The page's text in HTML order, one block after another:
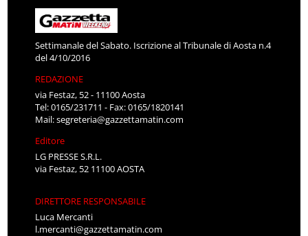
Settimanale del Sabato. Iscrizione al Tribunale di Aosta n.4
del 4/10/2016
REDAZIONE
via Festaz, 52 - 11100 Aosta
Tel: 0165/231711 - Fax: 0165/1820141
Mail:segreteria@gazzettamatin.com
Editore
LG PRESSE S.R.L.
via Festaz, 52 11100 AOSTA
DIRETTORE RESPONSABILE
Luca Mercanti
l.mercanti@gazzettamatin.com